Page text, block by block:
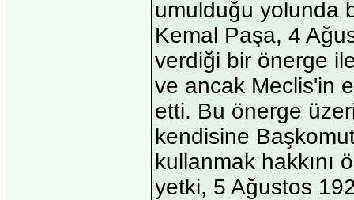
umulduğu yolunda
Kemal Paşa, 4
verdiği bir önerge
ve ancak Meclis'in
etti. Bu önerge
kendisine
kullanmak hakkını
yetki, 5 Ağustos